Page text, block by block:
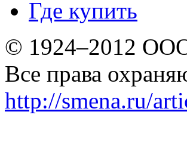
Где купить
© 1924–2012
Все права
http://smena.ru/